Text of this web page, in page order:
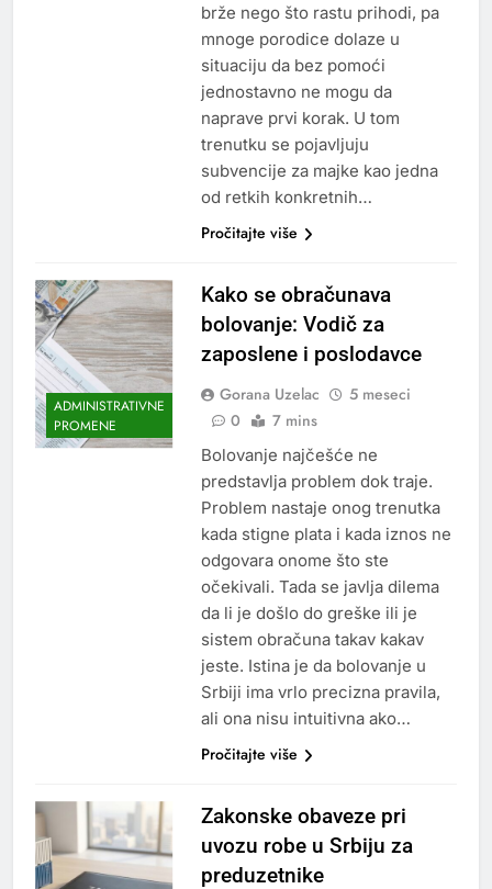
brže nego što rastu prihodi, pa
mnoge porodice dolaze u
situaciju da bez pomoći
jednostavno ne mogu da
naprave prvi korak. U tom
trenutku se pojavljuju
subvencije za majke kao jedna
od retkih konkretnih…
Pročitajte više
ADMINISTRATIVNE
PROMENE
Kako se obračunava
bolovanje: Vodič za
zaposlene i poslodavce
Gorana Uzelac
5 meseci
0
7 mins
Bolovanje najčešće ne
predstavlja problem dok traje.
Problem nastaje onog trenutka
kada stigne plata i kada iznos ne
odgovara onome što ste
očekivali. Tada se javlja dilema
da li je došlo do greške ili je
sistem obračuna takav kakav
jeste. Istina je da bolovanje u
Srbiji ima vrlo precizna pravila,
ali ona nisu intuitivna ako…
Pročitajte više
Zakonske obaveze pri
uvozu robe u Srbiju za
preduzetnike